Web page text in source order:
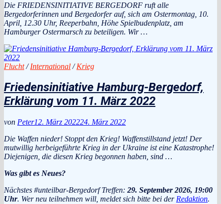
Die FRIEDENSINITIATIVE BERGEDORF ruft alle
Bergedorferinnen und Bergedorfer auf, sich am Ostermontag, 10.
April, 12.30 Uhr, Reeperbahn, Höhe Spielbudenplatz, am
Hamburger Ostermarsch zu beteiligen. Wir …
Flucht/International /Krieg
Friedensinitiative Hamburg-Bergedorf,
Erklärung vom 11. März 2022
von Peter12. März 202224. März 2022
Die Waffen nieder! Stoppt den Krieg! Waffenstillstand jetzt! Der
mutwillig herbeigeführte Krieg in der Ukraine ist eine Katastrophe!
Diejenigen, die diesen Krieg begonnen haben, sind …
Was gibt es Neues?
Nächstes #unteilbar-Bergedorf Treffen: 29. September 2026, 19:00
Uhr. Wer neu teilnehmen will, meldet sich bitte bei der Redaktion.